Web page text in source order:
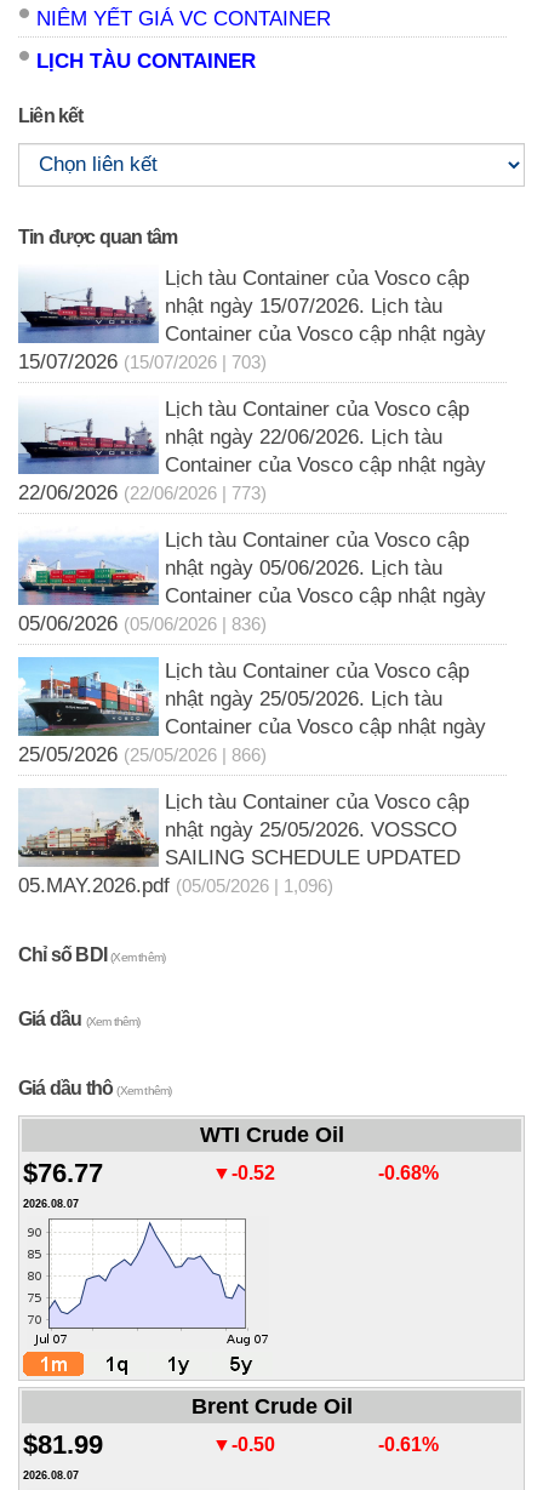
NIÊM YẾT GIÁ VC CONTAINER
LỊCH TÀU CONTAINER
Liên kết
Tin được quan tâm
Lịch tàu Container của Vosco cập
nhật ngày 15/07/2026. Lịch tàu
Container của Vosco cập nhật ngày
15/07/2026 (15/07/2026 | 703)
Lịch tàu Container của Vosco cập
nhật ngày 22/06/2026. Lịch tàu
Container của Vosco cập nhật ngày
22/06/2026 (22/06/2026 | 773)
Lịch tàu Container của Vosco cập
nhật ngày 05/06/2026. Lịch tàu
Container của Vosco cập nhật ngày
05/06/2026 (05/06/2026 | 836)
Lịch tàu Container của Vosco cập
nhật ngày 25/05/2026. Lịch tàu
Container của Vosco cập nhật ngày
25/05/2026 (25/05/2026 | 866)
Lịch tàu Container của Vosco cập
nhật ngày 25/05/2026. VOSSCO
SAILING SCHEDULE UPDATED
05.MAY.2026.pdf (05/05/2026 | 1,096)
Chỉ số BDI(Xem thêm)
Giá dầu (Xem thêm)
Giá dầu thô(Xem thêm)
WTI Crude Oil
$76.77 ▼-0.52 -0.68%
2026.08.07
Brent Crude Oil
$81.99 ▼-0.50 -0.61%
2026.08.07